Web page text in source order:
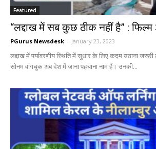
Featured
“लद्दाख में सब कुछ ठीक नहीं है” :
PGurus Newsdesk - January 23, 2023
लद्दाख में पर्यावरणीय स्थिति में सुधार के लिए कदम उठाना
सोनम वांगचुक अब देश में जाना पहचाना नाम हैं। उनकी...